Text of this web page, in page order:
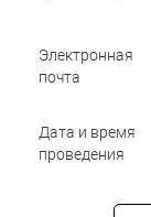
Электронная
почта
Дата и время
проведения